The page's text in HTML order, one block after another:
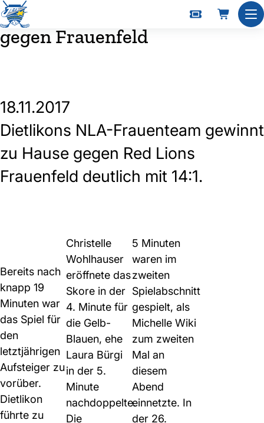
Überzeugende Vorstellung
gegen Frauenfeld
18.11.2017
Dietlikons NLA-Frauenteam gewinnt
zu Hause gegen Red Lions
Frauenfeld deutlich mit 14:1.
Bereits nach
knapp 19
Minuten war
das Spiel für
den
letztjährigen
Aufsteiger zu
vorüber.
Dietlikon
führte zu
Christelle
Wohlhauser
eröffnete das
Skore in der
4. Minute für
die Gelb-
Blauen, ehe
Laura Bürgi
in der 5.
Minute
nachdoppelte.
Die
5 Minuten
waren im
zweiten
Spielabschnitt
gespielt, als
Michelle Wiki
zum zweiten
Mal an
diesem
Abend
einnetzte. In
der 26.